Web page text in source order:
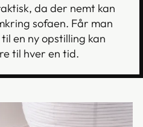
da der nemt kan
sofaen. Får man
en ny opstilling kan
til hver en tid.